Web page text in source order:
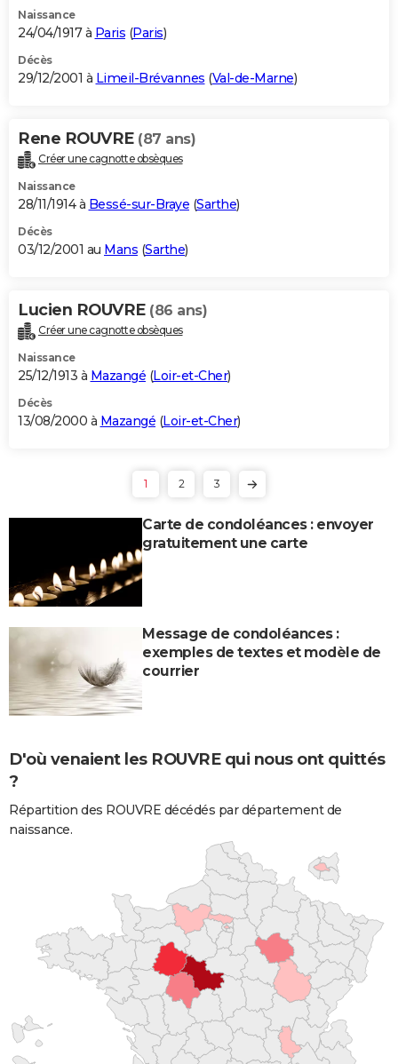
Naissance
24/04/1917 à Paris (Paris)
Décès
29/12/2001 à Limeil-Brévannes (Val-de-Marne)
Rene ROUVRE (87 ans)
Créer une cagnotte obsèques
Naissance
28/11/1914 à Bessé-sur-Braye (Sarthe)
Décès
03/12/2001 au Mans (Sarthe)
Lucien ROUVRE (86 ans)
Créer une cagnotte obsèques
Naissance
25/12/1913 à Mazangé (Loir-et-Cher)
Décès
13/08/2000 à Mazangé (Loir-et-Cher)
1 2 3
Carte de condoléances : envoyer
gratuitement une carte
Message de condoléances :
exemples de textes et modèle de
courrier
D'où venaient les ROUVRE qui nous ont quittés
?
Répartition des ROUVRE décédés par département de
naissance.